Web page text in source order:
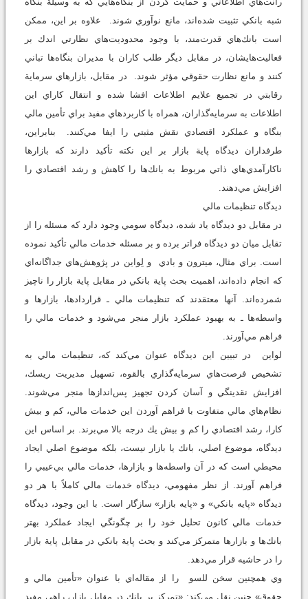
شبه بانكي تثبيت شده‌اند، مانع نوآوري شوند. علاوه بر اين، ممكن
است بانك‌هاي قدرت‌مند، با وجود محدوديت‌هاي نظارتي اندك بر
فعاليت‌هايشان، در مقابل ديگر طلب كاران با مديران بنگاه‌ها تباني
كنند و مانع نظارت حقوقي مؤثر شوند. در مقابل، بازارهاي سرماية
رقابتي در تجميع علايم اطلاعات افشا شده و انتقال كاراي اين
اطلاعات به سرمايه‌گذاران، همراه با كاربردهاي مفيد براي تأمين مالي
بنگاه و عملكرد اقتصادي نقش مثبتي را ايفا مي‌كنند. بنابراين،
طرفداران ديدگاه پاية بازار بر اين نكته تأكيد دارند كه بازارها
ناكارآمدي‌هاي ذاتي مربوط به بانك‌ها را كاهش و رشد اقتصادي را
افزايش مي‌دهند.
ديدگاه تنظيمات مالي
در مقابل دو ديدگاه ياد شده، ديدگاه سومي وجود دارد كه مسئله را از
تقابل ميان دو ديدگاه فراتر برده و بر مسئله خدمات مالي تأكيد نموده
است. براي مثال، ميترون و بادي و لِواين در پژوهش‌هاي جداگانه‌اي
كه انجام داده‌اند، اهميت بحث پاية بانكي در مقابل پاية بازار را ناچيز
شمرده‌اند. آنها معتقدند كه تنظيمات مالي ـ قراردادها، بازارها و
واسطه‌ها ـ به بهبود عملكرد بازار منجر مي‌شود و خدمات مالي را
فراهم مي‌آورند.
لواين در تبيين اين ديدگاه عنوان مي‌كند كه، تنظيمات مالي به
تشخيص فرصت‌هاي سرمايه‌گذاري بالقوه، تسهيل مديريت ريسك،
افزايش نقدينگي و آسان كردن تجهيز پس‌اندازها منجر مي‌شوند.
نظام‌هاي مالي متفاوت با فراهم آوردن اين خدمات مالي، كم و بيش
كارا، رشد اقتصادي را كم و بيش يك درجه بالا مي‌برند. بر اساس اين
ديدگاه، موضوع اصلي، بانك يا بازار نيست، بلكه موضوع اصلي ايجاد
محيطي است كه در آن واسطه‌ها و بازارها، خدمات مالي بي‌عيبي را
فراهم آورند. از نظر مفهومي، ديدگاه خدمات مالي كاملاً با هر دو
ديدگاه «پايه بانكي» و «پايه بازار» سازگار است. با اين وجود، ديدگاه
خدمات مالي كانون تحليل خود را بر چگونگي ايجاد عملكرد بهتر
بانك‌ها و بازارها متمركز مي‌كند و بحث پاية بانكي در مقابل پاية بازار
را در حاشيه قرار مي‌دهد.
وي همچنين سخن للسو را از مقاله‌اي با عنوان «تأمين مالي و
حقوق» چنين نقل مي‌كند: «تمركز بر بانك در مقابل بازار، راهي مفيد